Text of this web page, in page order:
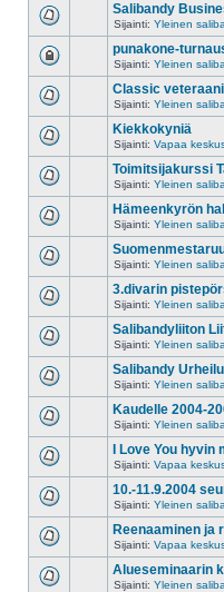
Salibandy
Sijainti: Yleinen
punakone-
Sijainti: Yleinen
Classic
Sijainti: Yleinen
Kiekkokyniä
Sijainti: Vapaa
Toimitsijakurssi
Sijainti: Yleinen
Hämeenkyrön
Sijainti: Yleinen
Sijainti: Yleinen
3.divarin
Sijainti: Yleinen
Salibandyliiton
Sijainti: Yleinen
Salibandy
Sijainti: Yleinen
Kaudelle 2004-
Sijainti: Yleinen
I Love You
Sijainti: Vapaa
10.-11.9.2004
Sijainti: Yleinen
Reenaaminen ja
Sijainti: Vapaa
Alueseminaarin
Sijainti: Yleinen